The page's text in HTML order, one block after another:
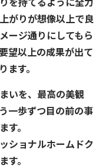
がりが想像以上で良
ージ通りにしてもら
望以上の成果が出て
す。
いを、最高の美観
一歩ずつ目の前の事
。
ショナルホームドク
ます。